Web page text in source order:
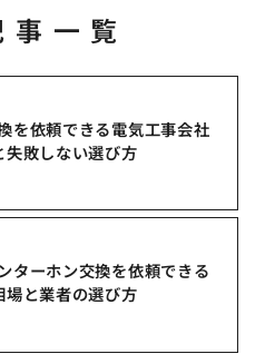
事一覧
を依頼できる電気工事会社
敗しない選び方
ターホン交換を依頼できる
と業者の選び方